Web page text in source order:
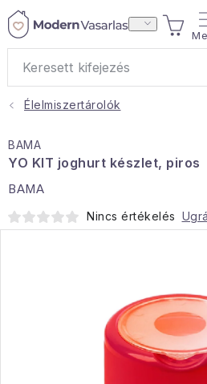
Ugrás
Otthoni illatok
Élelmiszertárolók
BAMA
YO KIT joghurt készlet, piros
BAMA
Nincs értékelés